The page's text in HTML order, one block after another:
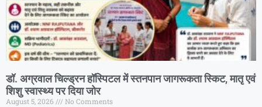
डॉ. अग्रवाल चिल्ड्रन हॉस्पिटल में स्तनपान जागरूकता स्किट, मातृ एवं
शिशु स्वास्थ्य पर दिया जोर
August 5, 2026 No Comments